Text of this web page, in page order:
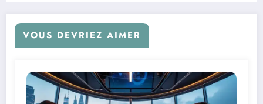
VOUS DEVRIEZ AIMER